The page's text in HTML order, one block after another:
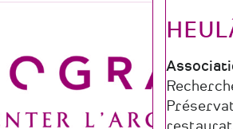
Type
de
Domaine